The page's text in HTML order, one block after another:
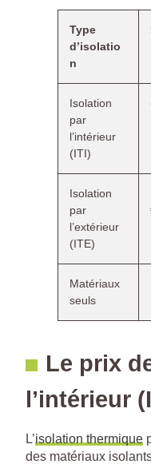
Type
d’isolatio
n
Isolation
par
l’intérieur
(ITI)
Isolation
par
l’extérieur
(ITE)
Matériaux
seuls
Le prix
l’intérieur
L’isolation thermique
des matériaux